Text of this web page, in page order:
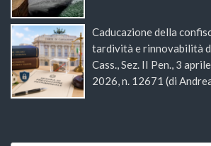
Caducazione della
tardività e rinnovabilità
Cass., Sez. II Pen., 3
2026, n. 12671 (di